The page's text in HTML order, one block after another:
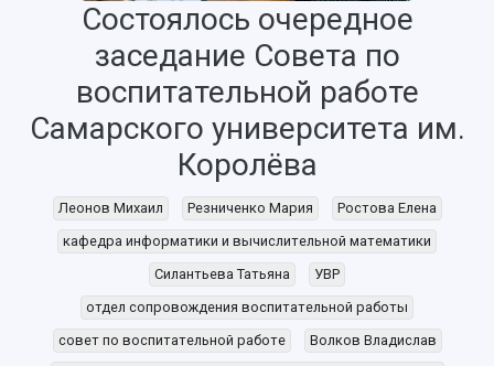
НАЗАД
Об университете
Ключевые факты
Новости
Главные новости
Бортжурнал
Образование
Почему я выбираю Самарский университет?
Абитуриенту
Научно-исследовательская деятельность
Основные научные направления
Научные школы и ведущие научные коллективы
Подготовка научных кадров
Состоялось очередное
заседание Совета по
воспитательной работе
Самарского университета им.
Королёва
Леонов Михаил Резниченко Мария
Ростова Елена
кафедра информатики и вычислительной математики
Силантьева Татьяна
УВР
отдел сопровождения воспитательной работы
совет по воспитательной работе
Волков Владислав